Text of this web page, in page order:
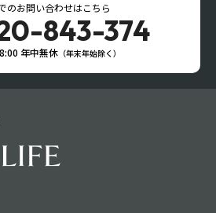
のお問い合わせはこちら
843-374
年中無休（年末年始除く）